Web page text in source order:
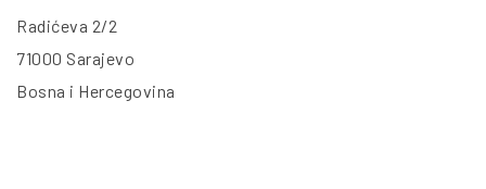
Radićeva 2/2
71000 Sarajevo
Bosna i Hercegovina